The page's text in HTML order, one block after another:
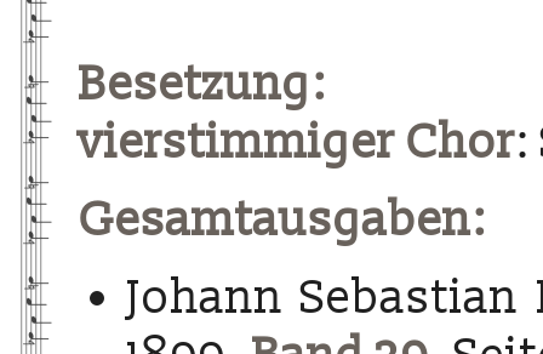
Besetzung:
vierstimmiger Chor:
Gesamtausgaben:
Johann Sebastian